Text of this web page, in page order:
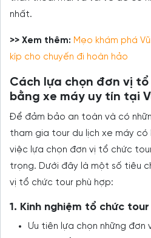
nhất.
>> Xem thêm: Mẹo khám phá
kíp cho chuyến đi hoàn hảo
Cách lựa chọn đơn vị
bằng xe máy uy tín tại
Để đảm bảo an toàn và có
tham gia tour du lịch xe máy có
việc lựa chọn đơn vị tổ chức
trọng. Dưới đây là một số tiêu
vị tổ chức tour phù hợp:
1. Kinh nghiệm tổ chức tour
Ưu tiên lựa chọn những đơn